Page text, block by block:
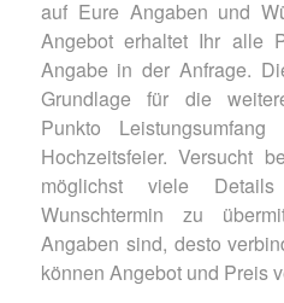
auf Eure Angaben und
Angebot erhaltet Ihr alle
Angabe in der Anfrage.
Grundlage für die
Punkto
Hochzeitsfeier. Versucht
möglichst viele
Wunschtermin zu
Angaben sind, desto
können Angebot und Preis